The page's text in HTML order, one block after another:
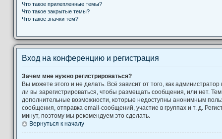
Что такое прилепленные темы?
Что такое закрытые темы?
Что такое значки тем?
Вход на конференцию и регистрация
Зачем мне нужно регистрироваться?
Вы можете этого и не делать. Всё зависит от того, как
ли вы зарегистрироваться, чтобы размещать сообщения, или нет.
дополнительные возможности, которые недоступны анонимным
сообщения, отправка email-сообщений, участие в группах и т. д.
минут, поэтому мы рекомендуем это сделать.
Вернуться к началу